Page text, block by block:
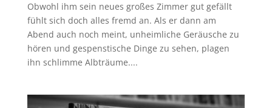
Obwohl ihm sein neues großes Zimmer gut gefällt
fühlt sich doch alles fremd an. Als er dann am
Abend auch noch meint, unheimliche Geräusche zu
hören und gespenstische Dinge zu sehen, plagen
ihn schlimme Albträume....